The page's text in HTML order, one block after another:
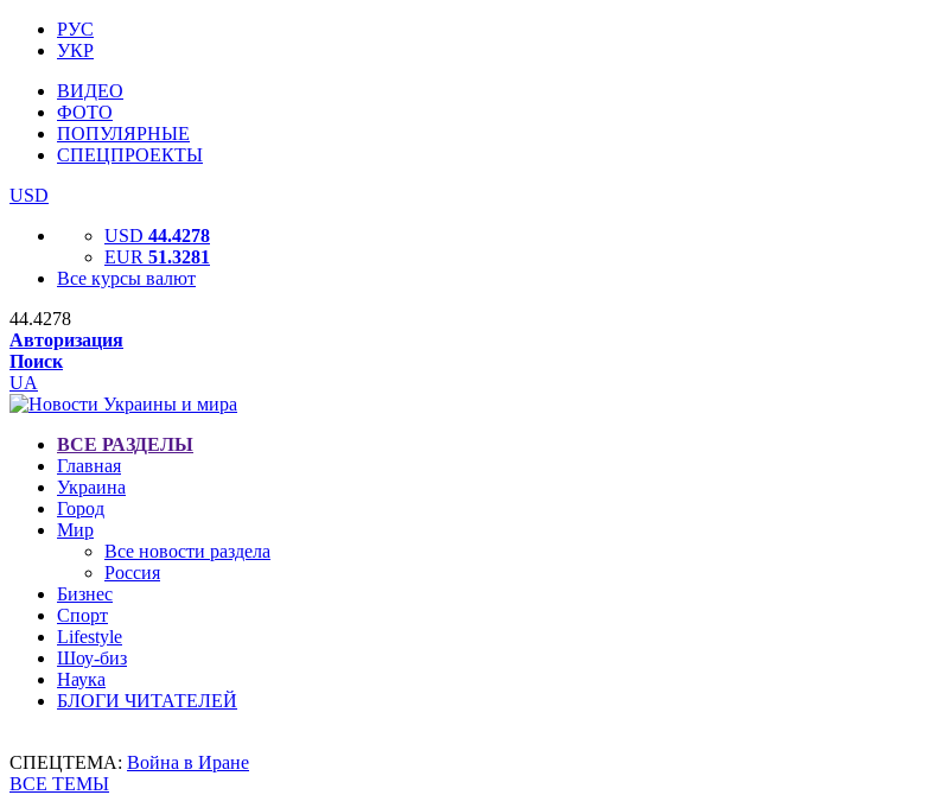
РУС
УКР
ВИДЕО
ФОТО
ПОПУЛЯРНЫЕ
СПЕЦПРОЕКТЫ
USD
USD 44.4278
EUR 51.3281
Все курсы валют
44.4278
Авторизация
Поиск
UA
ВСЕ РАЗДЕЛЫ
Главная
Украина
Город
Мир
Все новости раздела
Россия
Бизнес
Спорт
Lifestyle
Шоу-биз
Наука
БЛОГИ ЧИТАТЕЛЕЙ
СПЕЦТЕМА: Война в Иране
ВСЕ ТЕМЫ